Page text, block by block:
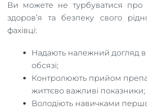
Ви можете не турбуватися про
здоров’я та безпеку свого
фахівці:
Надають належний догляд
обсязі;
Контролюють прийом
життєво важливі показники;
Володіють навичками